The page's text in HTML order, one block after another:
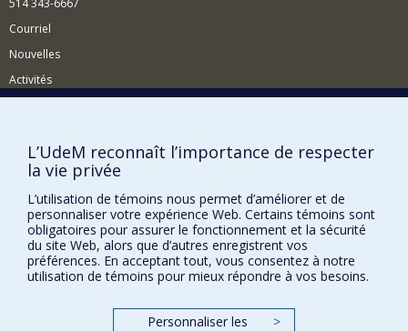
514 343-6667
Courriel
Nouvelles
Activités
BESOIN D'AIDE?
Plan du site
Signaler une erreur
Accessibilité
FACULTÉ DES ARTS ET DES SCIENCES
Nos centres d'études
L’UdeM reconnaît l’importance de respecter
la vie privée
L’utilisation de témoins nous permet d’améliorer et de
personnaliser votre expérience Web. Certains témoins sont
obligatoires pour assurer le fonctionnement et la sécurité
du site Web, alors que d’autres enregistrent vos
préférences. En acceptant tout, vous consentez à notre
utilisation de témoins pour mieux répondre à vos besoins.
Personnaliser les
>